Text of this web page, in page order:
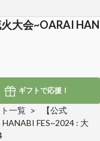
大会~OARAI HAN
ギフトで応援！
一覧
【公式
FES~2024 : 大